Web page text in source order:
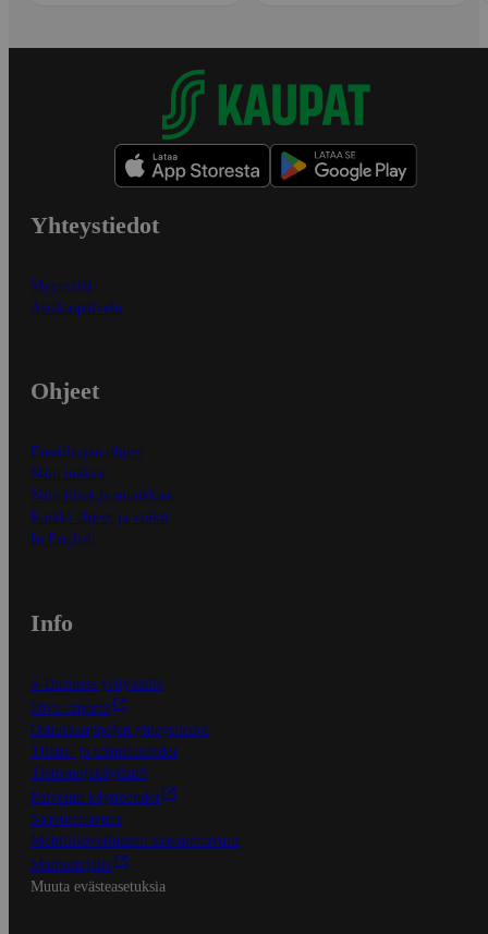
Yhteystiedot
Myymälät
Asiakaspalvelu
Ohjeet
Ensitilaajan ohjeet
Näin maksat
Näin tilaat ja muokkaat
Kaikki ohjeet ja vinkit
In English
Info
S-Business yrityksille
Oiva-raportit
Osuuskauppojen yhteystiedot
Tilaus- ja toimitusehdot
Tietosuojakäytäntö
Palvelun käyttöehdot
Saavutettavuus
Mobiilisovelluksen saavutettavuus
Mainostajalle
Muuta evästeasetuksia